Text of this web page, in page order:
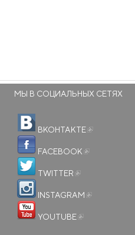
МЫ В СОЦИАЛЬНЫХ СЕТЯХ
ВКОНТАКТЕ
(внешняя
FACEBOOK
TWITTER
INSTAGRAM
(внешняя
YOUTUBE